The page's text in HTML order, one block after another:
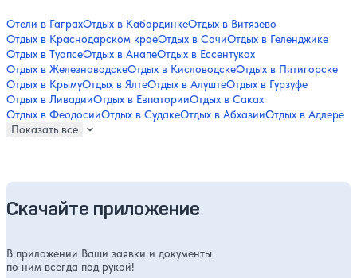
Отели в ГаграхОтдых в КабардинкеОтдых в Витязево
Отдых в Краснодарском краеОтдых в СочиОтдых в Геленджике
Отдых в ТуапсеОтдых в АнапеОтдых в Ессентуках
Отдых в ЖелезноводскеОтдых в КисловодскеОтдых в Пятигорске
Отдых в КрымуОтдых в ЯлтеОтдых в АлуштеОтдых в Гурзуфе
Отдых в ЛивадииОтдых в ЕвпаторииОтдых в Саках
Отдых в ФеодосииОтдых в СудакеОтдых в АбхазииОтдых в Адлере
Показать все
Скачайте приложение
В приложении Ваши заявки и документы
по ним всегда под рукой!